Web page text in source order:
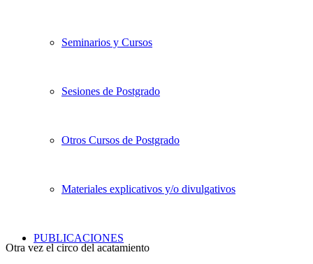
Seminarios y Cursos
Sesiones de Postgrado
Otros Cursos de Postgrado
Materiales explicativos y/o divulgativos
PUBLICACIONES
Otra vez el circo del acatamiento